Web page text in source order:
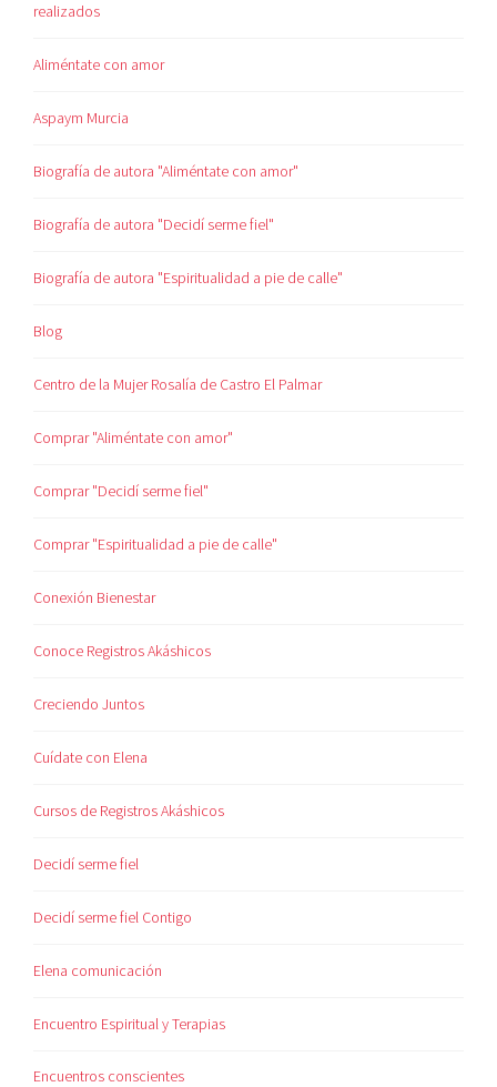
realizados
Aliméntate con amor
Aspaym Murcia
Biografía de autora "Aliméntate con amor"
Biografía de autora "Decidí serme fiel"
Biografía de autora "Espiritualidad a pie de calle"
Blog
Centro de la Mujer Rosalía de Castro El Palmar
Comprar "Aliméntate con amor"
Comprar "Decidí serme fiel"
Comprar "Espiritualidad a pie de calle"
Conexión Bienestar
Conoce Registros Akáshicos
Creciendo Juntos
Cuídate con Elena
Cursos de Registros Akáshicos
Decidí serme fiel
Decidí serme fiel Contigo
Elena comunicación
Encuentro Espiritual y Terapias
Encuentros conscientes